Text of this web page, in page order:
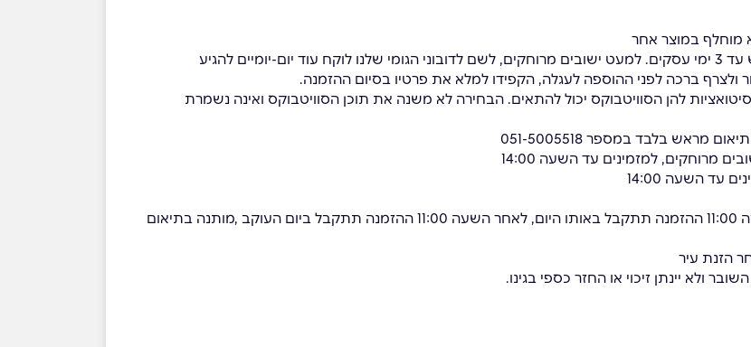
מוחלף במוצר אחר
להגיע
ולצרף ברכה לפני ההוספה לעגלה, הקפידו למלא את פרטיו בסיום ההזמנה.
להן הסוויטבוקס יכול להתאים. הבחירה לא משנה את תוכן הסוויטבוקס ואינה נשמרת
*משלוח אקספרס תקף לגוש דן בלבד , למזמינים עד השעה 11:00 ההזמנה תתקבל באותו היום, לאחר השעה 11:00 ההזמנה תתקבל ביום העוקב ,מותנה בתיאום
ולא יינתן זיכוי או החזר כספי בגינו.